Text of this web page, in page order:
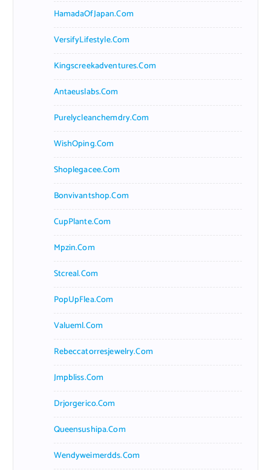
HamadaOfJapan.com
VersifyLifestyle.com
Kingscreekadventures.com
Antaeuslabs.com
Purelycleanchemdry.com
WishOping.com
Shoplegacee.com
Bonvivantshop.com
CupPlante.com
Mpzin.com
Stcreal.com
PopUpFlea.com
Valueml.com
Rebeccatorresjewelry.com
Jmpbliss.com
Drjorgerico.com
Queensushipa.com
Wendyweimerdds.com